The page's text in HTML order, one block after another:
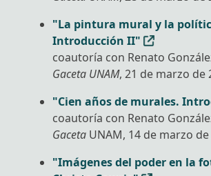
"La pintura mural y la
Introducción II"
coautoría con Renato
Gaceta UNAM, 21 de marzo de
"Cien años de murales.
coautoría con Renato
Gaceta UNAM, 14 de marzo de
"Imágenes del poder en la